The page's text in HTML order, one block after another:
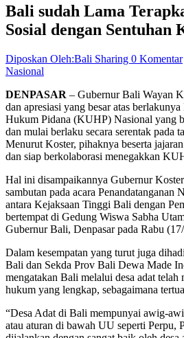
Bali sudah Lama
Sosial dengan Sentuhan
Diposkan Oleh:Bali Sharing 0 Komentar
Nasional
DENPASAR – Gubernur Bali Wayan
dan apresiasi yang besar atas
Hukum Pidana (KUHP) Nasional yang
dan mulai berlaku secara serentak pada
Menurut Koster, pihaknya beserta
dan siap berkolaborasi menegakkan
Hal ini disampaikannya Gubernur
sambutan pada acara Penandatanganan
antara Kejaksaan Tinggi Bali dengan
bertempat di Gedung Wiswa Sabha
Gubernur Bali, Denpasar pada Rabu
Dalam kesempatan yang turut juga
Bali dan Sekda Prov Bali Dewa Made
mengatakan Bali melalui desa adat telah
hukum yang lengkap, sebagaimana
“Desa Adat di Bali mempunyai awig-
atau aturan di bawah UU seperti Perpu,